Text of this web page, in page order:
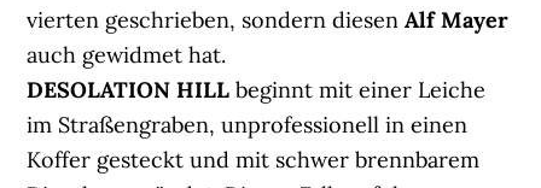
vierten geschrieben, sondern diesenAlf Mayer
auch gewidmet hat.
DESOLATION HILLbeginnt mit einer Leiche
im Straßengraben, unprofessionell in einen
Koffer gesteckt und mit schwer brennbarem